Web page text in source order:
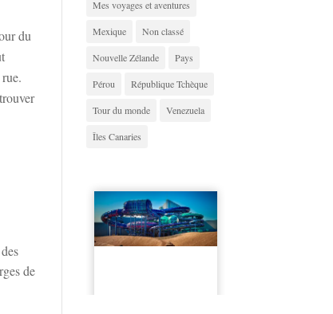
du
de
Mes voyages et aventures
Mexique Non classé
Nouvelle Zélande Pays
Pérou République Tchèque
Tour du monde Venezuela
Îles Canaries